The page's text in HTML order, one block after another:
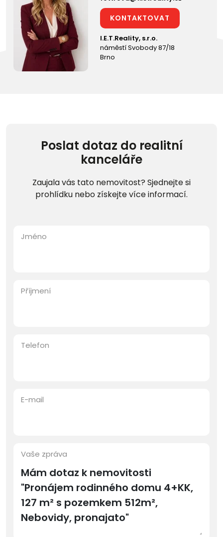
KONTAKTOVAT
I.E.T.Reality, s.r.o.
náměstí Svobody 87/18
Brno
Poslat dotaz do realitní
kanceláře
Zaujala vás tato nemovitost? Sjednejte si
prohlídku nebo získejte více informací.
Jméno
Příjmení
Telefon
E-mail
Vaše zpráva